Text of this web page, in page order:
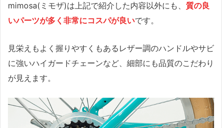
mimosa(ミモザ)は上記で紹介した内容以外にも、 質の良
いパーツが多く非常にコスパが良いです。
見栄えもよく握りやすくもあるレザー調のハンドルやサビ
に強いハイガードチェーンなど、細部にも品質のこだわり
が見えます。